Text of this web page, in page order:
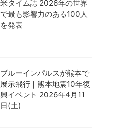
米タイム誌 2026年の世界
で最も影響力のある100人
を発表
ブルーインパルスが熊本で
展示飛行｜熊本地震10年復
興イベント 2026年4月11
日(土)